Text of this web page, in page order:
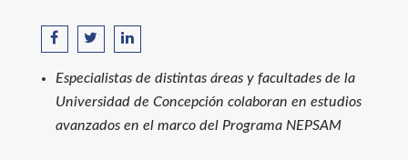
Especialistas de distintas áreas y facultades de la
Universidad de Concepción colaboran en estudios
avanzados en el marco del Programa NEPSAM